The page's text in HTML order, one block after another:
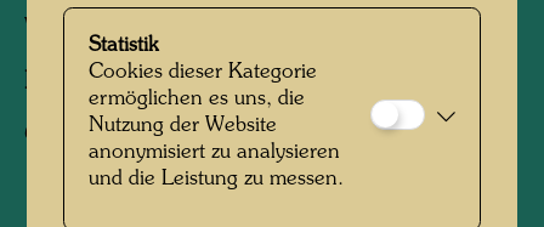
Venedig, 1979
Fotograf:Unbekannt Unknown
Copyright:Hundertwasser Archiv
Statistik
Cookies dieser Kategorie
ermöglichen es uns, die
Nutzung der Website
anonymisiert zu analysieren
und die Leistung zu messen.